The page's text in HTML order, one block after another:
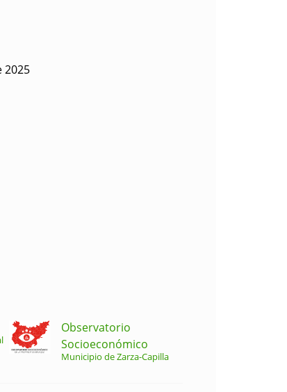
2025
Observatorio
Socioeconómico
Municipio de Zarza-Capilla